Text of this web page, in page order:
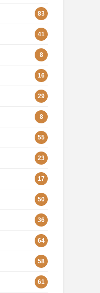
83
41
8
16
29
8
55
23
17
50
36
64
58
61